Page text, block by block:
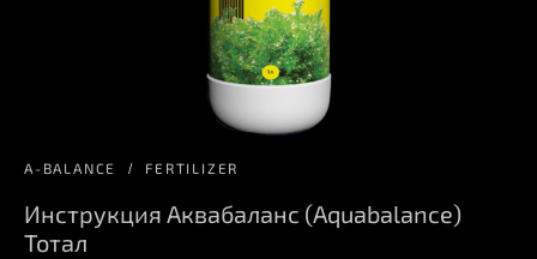
A-BALANCE FERTILIZER
Инструкция Аквабаланс (Aquabalance)
Тотал